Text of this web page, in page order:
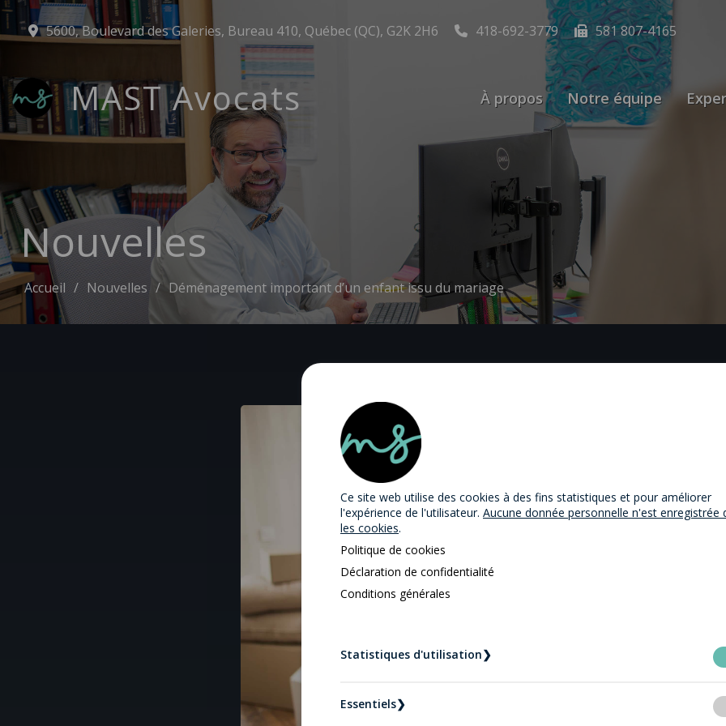
5600, Boulevard des Galeries, Bureau 410, Québec (QC), G2K 2H6 418-692-3779 581 807-4165
MAST Avocats À propos Notre équipe
Nouvelles
Accueil Nouvelles Déménagement important d’un enfant issu du mariage
Ce site web utilise des cookies à des fins statistiques et pour améliorer
l'expérience de l'utilisateur. Aucune donnée personnelle n'est enregistrée
les cookies.
Politique de cookies
Déclaration de confidentialité
Conditions générales
Statistiques d'utilisation❯
Essentiels❯